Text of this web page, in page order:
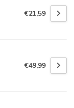
€21,59
€49,99